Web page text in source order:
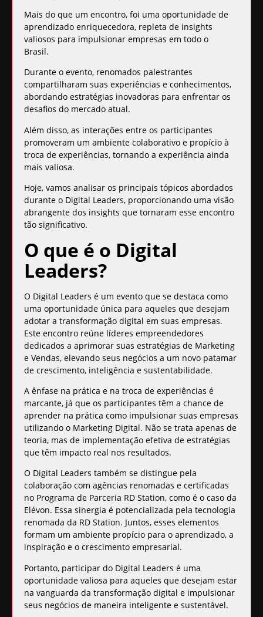
Mais do que um encontro, foi uma oportunidade de
aprendizado enriquecedora, repleta de insights
valiosos para impulsionar empresas em todo o
Brasil.
Durante o evento, renomados palestrantes
compartilharam suas experiências e conhecimentos,
abordando estratégias inovadoras para enfrentar os
desafios do mercado atual.
Além disso, as interações entre os participantes
promoveram um ambiente colaborativo e propício à
troca de experiências, tornando a experiência ainda
mais valiosa.
Hoje, vamos analisar os principais tópicos abordados
durante o Digital Leaders, proporcionando uma visão
abrangente dos insights que tornaram esse encontro
tão significativo.
O que é o Digital
Leaders?
O Digital Leaders é um evento que se destaca como
uma oportunidade única para aqueles que desejam
adotar a transformação digital em suas empresas.
Este encontro reúne líderes empreendedores
dedicados a aprimorar suas estratégias de Marketing
e Vendas, elevando seus negócios a um novo patamar
de crescimento, inteligência e sustentabilidade.
A ênfase na prática e na troca de experiências é
marcante, já que os participantes têm a chance de
aprender na prática como impulsionar suas empresas
utilizando o Marketing Digital. Não se trata apenas de
teoria, mas de implementação efetiva de estratégias
que têm impacto real nos resultados.
O Digital Leaders também se distingue pela
colaboração com agências renomadas e certificadas
no Programa de Parceria RD Station, como é o caso da
Elévon. Essa sinergia é potencializada pela tecnologia
renomada da RD Station. Juntos, esses elementos
formam um ambiente propício para o aprendizado, a
inspiração e o crescimento empresarial.
Portanto, participar do Digital Leaders é uma
oportunidade valiosa para aqueles que desejam estar
na vanguarda da transformação digital e impulsionar
seus negócios de maneira inteligente e sustentável.